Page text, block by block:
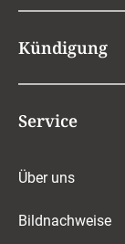
Kündigung
Service
Über uns
Bildnachweise